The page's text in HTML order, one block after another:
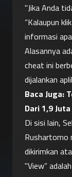
"Jika Anda
“Kalaupun
informasi
Alasannya
cheat ini
dijalankan
Baca Juga:
Dari 1,9
Di sisi lain,
Rushartomo
dikirimkan
"View”